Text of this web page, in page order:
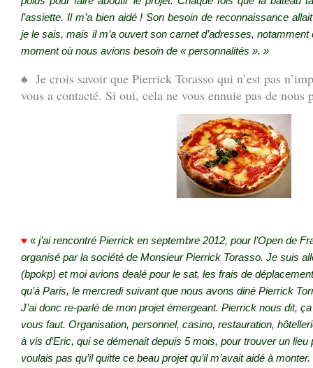
l’assiette. Il m’a bien aidé ! Son besoin de reconnaissance
je le sais, mais il m’a ouvert son carnet d’adresses,
moment où nous avions besoin de « personnalités ». »
♠ Je crois savoir que Pierrick Torasso qui n’est pas
vous a contacté. Si oui, cela ne vous ennuie pas de nous
♥ « j’ai rencontré Pierrick en septembre 2012, pour l’Open de
organisé par la société de Monsieur Pierrick Torasso. Je suis
(bpokp) et moi avions dealé pour le sat, les frais de
qu’à Paris, le mercredi suivant que nous avons diné Pierrick
J’ai donc re-parlé de mon projet émergeant. Pierrick nous dit, ça
vous faut. Organisation, personnel, casino, restauration,
à vis d’Eric, qui se démenait depuis 5 mois, pour trouver un lieu
voulais pas qu’il quitte ce beau projet qu’il m’avait aidé à